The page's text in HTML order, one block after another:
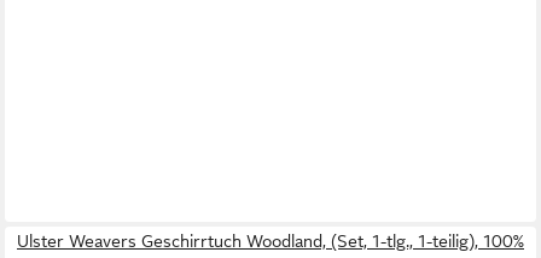
Ulster Weavers Geschirrtuch Woodland, (Set, 1-tlg., 1-teilig), 100%